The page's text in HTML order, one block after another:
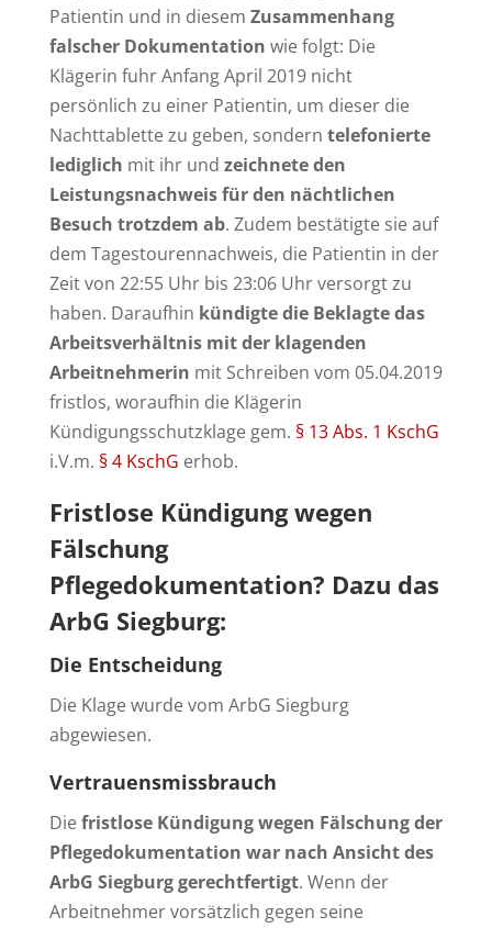
Patientin und in diesem Zusammenhang
falscher Dokumentation wie folgt: Die
Klägerin fuhr Anfang April 2019 nicht
persönlich zu einer Patientin, um dieser die
Nachttablette zu geben, sondern telefonierte
lediglich mit ihr und zeichnete den
Leistungsnachweis für den nächtlichen
Besuch trotzdem ab. Zudem bestätigte sie auf
dem Tagestourennachweis, die Patientin in der
Zeit von 22:55 Uhr bis 23:06 Uhr versorgt zu
haben. Daraufhin kündigte die Beklagte das
Arbeitsverhältnis mit der klagenden
Arbeitnehmerin mit Schreiben vom 05.04.2019
fristlos, woraufhin die Klägerin
Kündigungsschutzklage gem. § 13 Abs. 1 KschG
i.V.m. § 4 KschG erhob.
Fristlose Kündigung wegen
Fälschung
Pflegedokumentation? Dazu das
ArbG Siegburg:
Die Entscheidung
Die Klage wurde vom ArbG Siegburg
abgewiesen.
Vertrauensmissbrauch
Diefristlose Kündigung wegen Fälschung der
Pflegedokumentation war nach Ansicht des
ArbG Siegburg gerechtfertigt. Wenn der
Arbeitnehmer vorsätzlich gegen seine